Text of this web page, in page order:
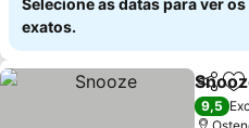
Selecione as datas para ver
exatos.
9,5